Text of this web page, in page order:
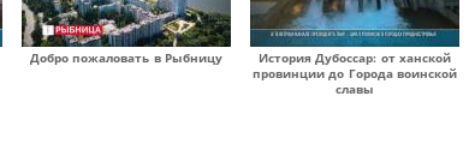
Добро пожаловать в Рыбницу
История Дубоссар: от ханской
провинции до Города воинской
славы